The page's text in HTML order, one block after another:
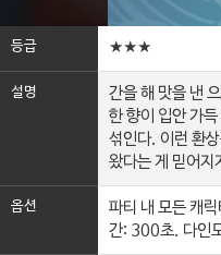
등급 ★★★
설명
간을 해 맛을 낸
한 향이 입안 가
섞인다. 이런 환
왔다는 게 믿어지
옵션
파티 내 모든 캐
간: 300초. 다인